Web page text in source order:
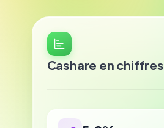
Cashare en chiffres